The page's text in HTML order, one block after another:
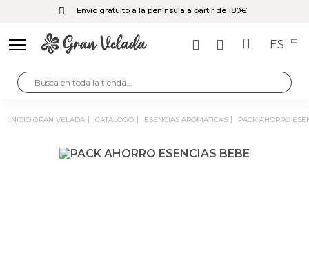
Envío gratuito a la península a partir de 180€
ES
INICIO GRAN VELADA CATÁLOGO ESENCIAS AROMÁTICAS PACK AHORRO